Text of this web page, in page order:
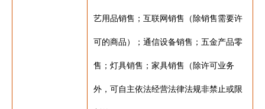
艺用品销售；互联网销售（除销售需要许
可的商品）；通信设备销售；五金产品零
售；灯具销售；家具销售（除许可业务
外，可自主依法经营法律法规非禁止或限